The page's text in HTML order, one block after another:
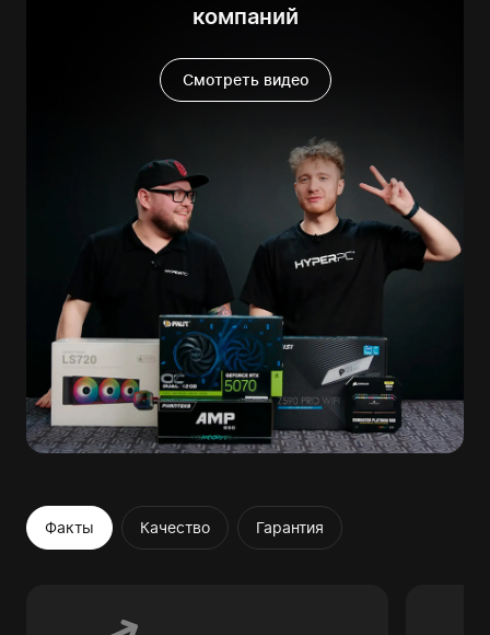
компаний
Смотреть видео
Факты Качество Гарантия